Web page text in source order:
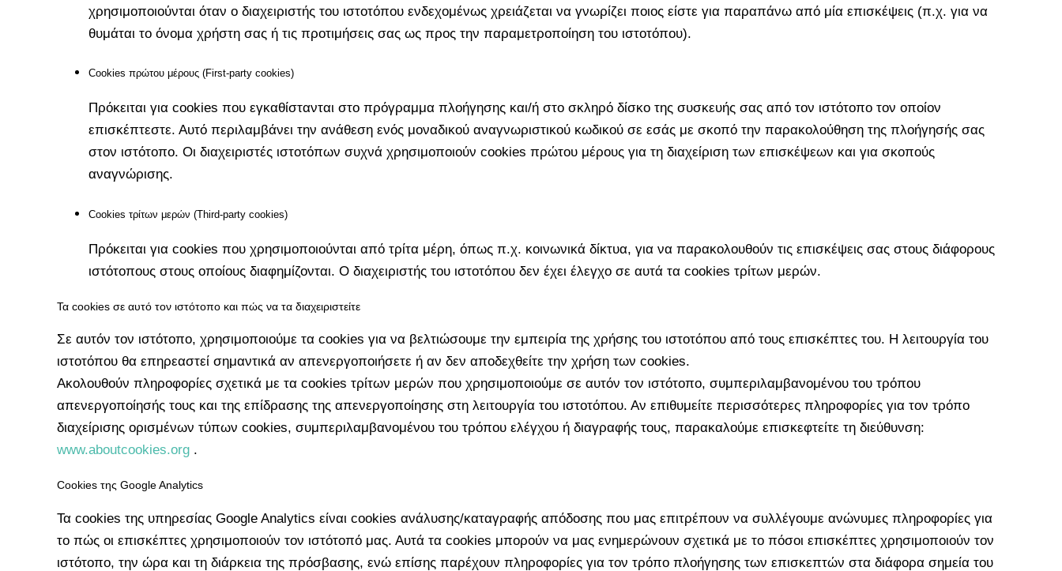
χρησιμοποιούνται όταν ο διαχειριστής του ιστοτόπου ενδεχομένως χρειάζεται να γνωρίζει ποιος είστε για παραπάνω από μία επισκέψεις (π.χ. για να
θυμάται το όνομα χρήστη σας ή τις προτιμήσεις σας ως προς την παραμετροποίηση του ιστοτόπου).
Cookies πρώτου μέρους (First-party cookies)
Πρόκειται για cookies που εγκαθίστανται στο πρόγραμμα πλοήγησης και/ή στο σκληρό δίσκο της συσκευής σας από τον ιστότοπο τον οποίον
επισκέπτεστε. Αυτό περιλαμβάνει την ανάθεση ενός μοναδικού αναγνωριστικού κωδικού σε εσάς με σκοπό την παρακολούθηση της πλοήγησής σας
στον ιστότοπο. Οι διαχειριστές ιστοτόπων συχνά χρησιμοποιούν cookies πρώτου μέρους για τη διαχείριση των επισκέψεων και για σκοπούς
αναγνώρισης.
Cookies τρίτων μερών (Third-party cookies)
Πρόκειται για cookies που χρησιμοποιούνται από τρίτα μέρη, όπως π.χ. κοινωνικά δίκτυα, για να παρακολουθούν τις επισκέψεις σας στους διάφορους
ιστότοπους στους οποίους διαφημίζονται. Ο διαχειριστής του ιστοτόπου δεν έχει έλεγχο σε αυτά τα cookies τρίτων μερών.
Τα cookies σε αυτό τον ιστότοπο και πώς να τα διαχειριστείτε
Σε αυτόν τον ιστότοπο, χρησιμοποιούμε τα cookies για να βελτιώσουμε την εμπειρία της χρήσης του ιστοτόπου από τους επισκέπτες του. Η λειτουργία του
ιστοτόπου θα επηρεαστεί σημαντικά αν απενεργοποιήσετε ή αν δεν αποδεχθείτε την χρήση των cookies.
Ακολουθούν πληροφορίες σχετικά με τα cookies τρίτων μερών που χρησιμοποιούμε σε αυτόν τον ιστότοπο, συμπεριλαμβανομένου του τρόπου
απενεργοποίησής τους και της επίδρασης της απενεργοποίησης στη λειτουργία του ιστοτόπου. Αν επιθυμείτε περισσότερες πληροφορίες για τον τρόπο
διαχείρισης ορισμένων τύπων cookies, συμπεριλαμβανομένου του τρόπου ελέγχου ή διαγραφής τους, παρακαλούμε επισκεφτείτε τη διεύθυνση:
www.aboutcookies.org .
Cookies της Google Analytics
Τα cookies της υπηρεσίας Google Analytics είναι cookies ανάλυσης/καταγραφής απόδοσης που μας επιτρέπουν να συλλέγουμε ανώνυμες πληροφορίες για
το πώς οι επισκέπτες χρησιμοποιούν τον ιστότοπό μας. Αυτά τα cookies μπορούν να μας ενημερώνουν σχετικά με το πόσοι επισκέπτες χρησιμοποιούν τον
ιστότοπο, την ώρα και τη διάρκεια της πρόσβασης, ενώ επίσης παρέχουν πληροφορίες για τον τρόπο πλοήγησης των επισκεπτών στα διάφορα σημεία του